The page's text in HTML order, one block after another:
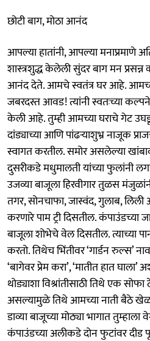
छोटी बाग, मोठा आनंद
आपल्या हातांनी, आपल्या मनाप्रमाणे
शास्त्रशुद्ध केलेली सुंदर बाग मन प्रसन्न
आनंद देते. आमचे स्वतंत्र घर आहे.
जबरदस्त आवड! त्यांनी स्वतःच्या
केली आहे. तुम्ही आमच्या घराचे गेट
दांड्याच्या आणि पांढऱ्याशुभ्र नाजूक
स्वागत करतील. समोर असलेल्या
दुसरीकडे मधुमालती यांच्या फुलांनी
उजव्या बाजूला हिरवीगार तुळस
तगर, सोनचाफा, जास्वंद, गुलाब,
करणारे पाम ट्री दिसतील. कंपाउंडच्या
बाजूला शोभेचे वेल दिसतील. त्याच्या
करतो. तिथेच भिंतीवर ‘गार्डन रुल्स’
‘बागेवर प्रेम करा’, ‘मातीत हात
थोड्याशा विश्रांतीसाठी तिथे एक
असल्यामुळे तिथे आमच्या नाती बैठे
डाव्या बाजूच्या मोठ्या भागात
कंपाउंडच्या अलीकडे दोन फुटांवर दीड